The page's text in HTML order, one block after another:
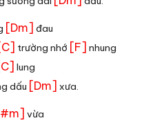
[Dm] đau
trường nhớ [F] nhung
lung
dấu [Dm] xưa.
vừa